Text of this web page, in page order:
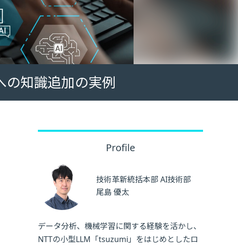
知識追加の実例
Profile
技術革新統括本部 AI技術部
尾島 優太
データ分析、機械学習に関する経験を活かし、
NTTの小型LLM「tsuzumi」をはじめとしたロ